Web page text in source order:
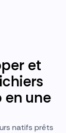
et
en une
natifs prêts